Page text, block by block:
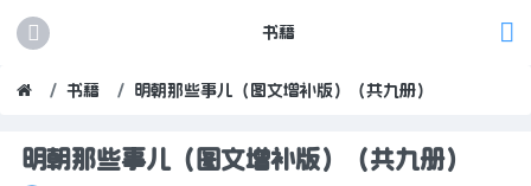
书籍
书籍 明朝那些事儿（图文增补版）（共九册）
明朝那些事儿（图文增补版）（共九册）